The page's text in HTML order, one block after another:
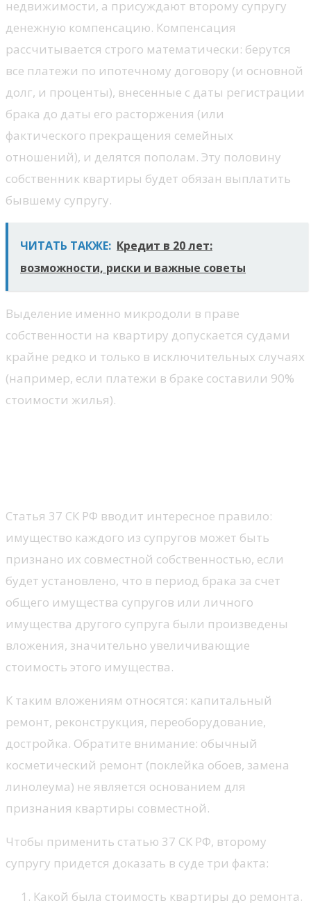
недвижимости, а присуждают второму супругу
денежную компенсацию. Компенсация
рассчитывается строго математически: берутся
все платежи по ипотечному договору (и основной
долг, и проценты), внесенные с даты регистрации
брака до даты его расторжения (или
фактического прекращения семейных
отношений), и делятся пополам. Эту половину
собственник квартиры будет обязан выплатить
бывшему супругу.
ЧИТАТЬ ТАКЖЕ: Кредит в 20 лет:
возможности, риски и важные советы
Выделение именно микродоли в праве
собственности на квартиру допускается судами
крайне редко и только в исключительных случаях
(например, если платежи в браке составили 90%
стоимости жилья).
Статья 37 СК РФ вводит интересное правило:
имущество каждого из супругов может быть
признано их совместной собственностью, если
будет установлено, что в период брака за счет
общего имущества супругов или личного
имущества другого супруга были произведены
вложения, значительно увеличивающие
стоимость этого имущества.
К таким вложениям относятся: капитальный
ремонт, реконструкция, переоборудование,
достройка. Обратите внимание: обычный
косметический ремонт (поклейка обоев, замена
линолеума) не является основанием для
признания квартиры совместной.
Чтобы применить статью 37 СК РФ, второму
супругу придется доказать в суде три факта:
Какой была стоимость квартиры до ремонта.